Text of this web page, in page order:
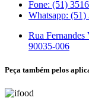
Fone: (51)
Whatsapp: (51)
Rua
90035-006
Peça também pelos